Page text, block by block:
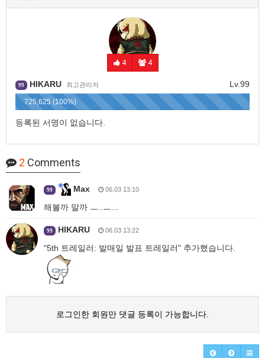
4 4
Lv.99
99 HIKARU 최고관리자
725,625 (100%)
등록된 서명이 없습니다.
2 Comments
99 Max 06.03 13:10
해볼까 말까 ㅡ..ㅡ...
99 HIKARU 06.03 13:22
"5th 트레일러: 발매일 발표 트레일러" 추가했습니다.
로그인한 회원만 댓글 등록이 가능합니다.